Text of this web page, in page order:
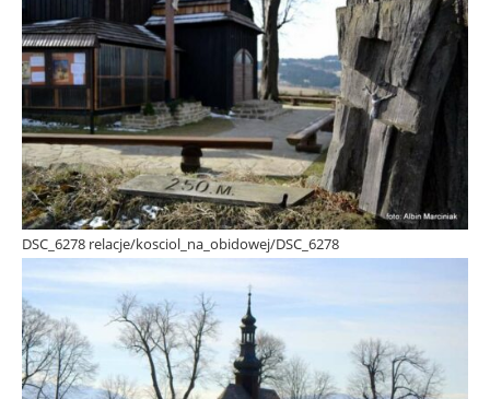
DSC_6278 relacje/kosciol_na_obidowej/DSC_6278